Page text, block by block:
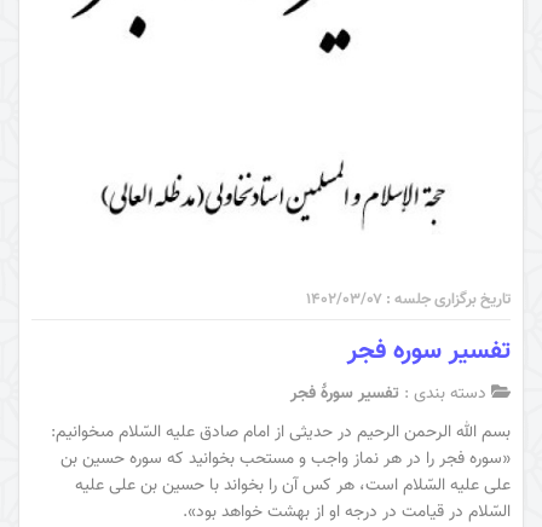
تاریخ برگزاری جلسه : ۱۴۰۲/۰۳/۰۷
تفسیر سوره فجر
دسته بندی : تفسیر سورۀ فجر
بسم الله الرحمن الرحیم در حديثى از امام صادق عليه السّلام مى‏خوانيم:
«سوره فجر را در هر نماز واجب و مستحب بخوانيد كه سوره حسين بن
على عليه السّلام است، هر كس آن را بخواند با حسين بن على عليه
السّلام در قيامت در درجه او از بهشت خواهد بود».